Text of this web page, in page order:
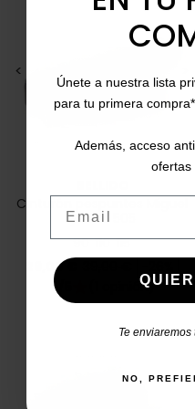
<
Cinturón pespuntes Miguel
Bellido 505
90 110 115
Precio
29,00 €
5/5
(1 opinión)
Únete a nuestra lista
para tu primera
Además, acceso
ofertas
Te
NO,